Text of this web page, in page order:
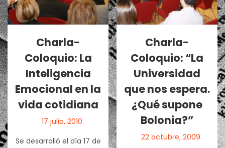
Charla-
Coloquio: La
Inteligencia
Emocional en la
vida cotidiana
17 julio, 2010
Se desarrolló el día 17 de
Charla-
Coloquio: “La
Universidad
que nos espera.
¿Qué supone
Bolonia?”
22 octubre, 2009